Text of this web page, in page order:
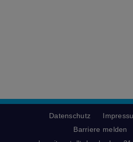
Datenschutz
Barriere melden